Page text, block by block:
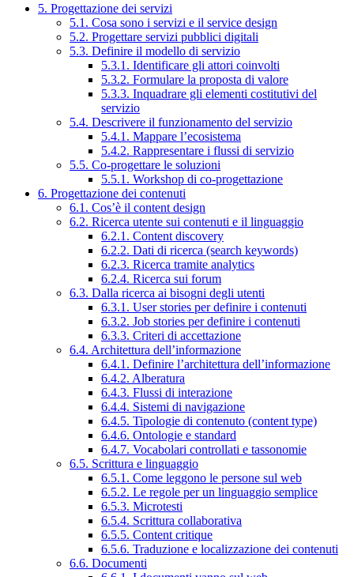
5. Progettazione dei servizi
5.1. Cosa sono i servizi e il service design
5.2. Progettare servizi pubblici digitali
5.3. Definire il modello di servizio
5.3.1. Identificare gli attori coinvolti
5.3.2. Formulare la proposta di valore
5.3.3. Inquadrare gli elementi costitutivi del
servizio
5.4. Descrivere il funzionamento del servizio
5.4.1. Mappare l’ecosistema
5.4.2. Rappresentare i flussi di servizio
5.5. Co-progettare le soluzioni
5.5.1. Workshop di co-progettazione
6. Progettazione dei contenuti
6.1. Cos’è il content design
6.2. Ricerca utente sui contenuti e il linguaggio
6.2.1. Content discovery
6.2.2. Dati di ricerca (search keywords)
6.2.3. Ricerca tramite analytics
6.2.4. Ricerca sui forum
6.3. Dalla ricerca ai bisogni degli utenti
6.3.1. User stories per definire i contenuti
6.3.2. Job stories per definire i contenuti
6.3.3. Criteri di accettazione
6.4. Architettura dell’informazione
6.4.1. Definire l’architettura dell’informazione
6.4.2. Alberatura
6.4.3. Flussi di interazione
6.4.4. Sistemi di navigazione
6.4.5. Tipologie di contenuto (content type)
6.4.6. Ontologie e standard
6.4.7. Vocabolari controllati e tassonomie
6.5. Scrittura e linguaggio
6.5.1. Come leggono le persone sul web
6.5.2. Le regole per un linguaggio semplice
6.5.3. Microtesti
6.5.4. Scrittura collaborativa
6.5.5. Content critique
6.5.6. Traduzione e localizzazione dei contenuti
6.6. Documenti